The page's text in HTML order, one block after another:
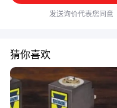
发送询价代表您同意
猜你喜欢